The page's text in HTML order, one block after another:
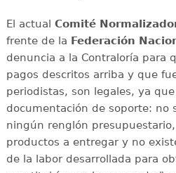
El actual Comité
frente de la Federación
denuncia a la Contraloría para
pagos descritos arriba y que
periodistas, son legales, ya
documentación de soporte: no
ningún renglón
productos a entregar y no
de la labor desarrollada para